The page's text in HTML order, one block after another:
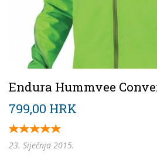
Endura Hummvee
799,00 HRK
23. Siječnja 2015.